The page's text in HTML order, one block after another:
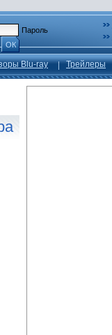
Пароль
ОК
Blu-ray Трейлеры